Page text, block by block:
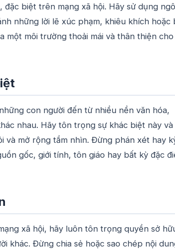
đặc biệt trên mạng xã hội. Hãy sử dụng
những lời lẽ xúc phạm, khiêu khích hoặc
một môi trường thoải mái và thân thiện cho
con người đến từ nhiều nền văn hóa,
nhau. Hãy tôn trọng sự khác biệt này và
và mở rộng tầm nhìn. Đừng phán xét hay
gốc, giới tính, tôn giáo hay bất kỳ đặc
xã hội, hãy luôn tôn trọng quyền sở
khác. Đừng chia sẻ hoặc sao chép nội